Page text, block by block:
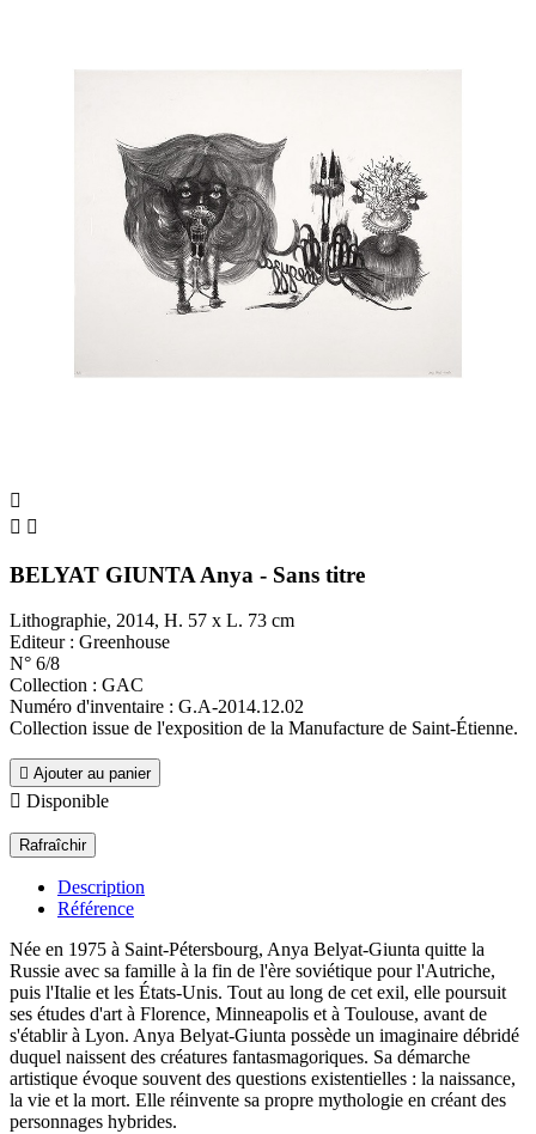

 
BELYAT GIUNTA Anya - Sans titre
Lithographie, 2014, H. 57 x L. 73 cm
Editeur : Greenhouse
N° 6/8
Collection : GAC
Numéro d'inventaire : G.A-2014.12.02
Collection issue de l'exposition de la Manufacture de Saint-Étienne.
 Ajouter au panier
 Disponible
Description
Référence
Née en 1975 à Saint-Pétersbourg, Anya Belyat-Giunta quitte la
Russie avec sa famille à la fin de l'ère soviétique pour l'Autriche,
puis l'Italie et les États-Unis. Tout au long de cet exil, elle poursuit
ses études d'art à Florence, Minneapolis et à Toulouse, avant de
s'établir à Lyon. Anya Belyat-Giunta possède un imaginaire débridé
duquel naissent des créatures fantasmagoriques. Sa démarche
artistique évoque souvent des questions existentielles : la naissance,
la vie et la mort. Elle réinvente sa propre mythologie en créant des
personnages hybrides.